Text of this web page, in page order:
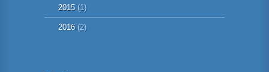
2015(1)
2016(2)